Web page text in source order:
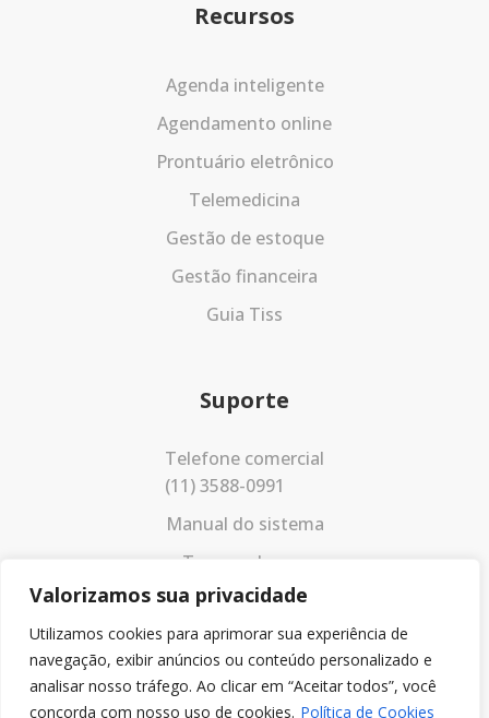
Valorizamos sua privacidade
Utilizamos cookies para aprimorar sua experiência de
navegação, exibir anúncios ou conteúdo personalizado e
analisar nosso tráfego. Ao clicar em “Aceitar todos”, você
concorda com nosso uso de cookies. Política de Cookies
Recursos
Agenda inteligente
Agendamento online
Prontuário eletrônico
Telemedicina
Gestão de estoque
Gestão financeira
Guia Tiss
Suporte
Telefone comercial
(11) 3588-0991
Manual do sistema
Termos de uso
Política de privacidade